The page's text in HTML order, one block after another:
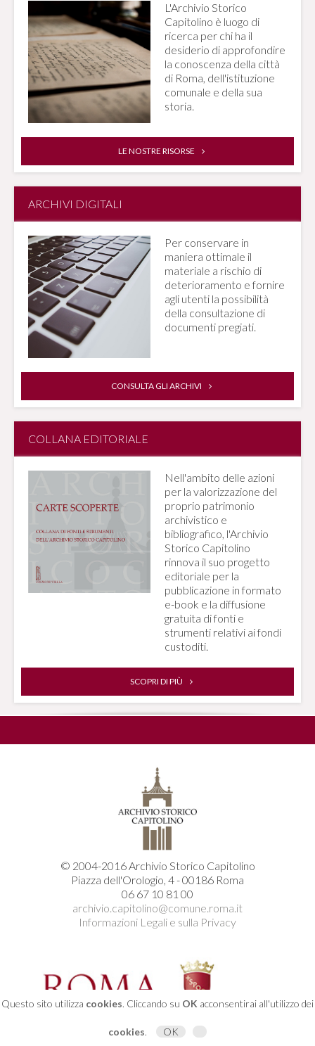
L'Archivio Storico
Capitolino è luogo di
ricerca per chi ha il
desiderio di approfondire
la conoscenza della città
di Roma, dell'istituzione
comunale e della sua
storia.
LE NOSTRE RISORSE
ARCHIVI DIGITALI
Per conservare in
maniera ottimale il
materiale a rischio di
deterioramento e fornire
agli utenti la possibilità
della consultazione di
documenti pregiati.
CONSULTA GLI ARCHIVI
COLLANA EDITORIALE
Nell'ambito delle azioni
per la valorizzazione del
proprio patrimonio
archivistico e
bibliografico, l'Archivio
Storico Capitolino
rinnova il suo progetto
editoriale per la
pubblicazione in formato
e-book e la diffusione
gratuita di fonti e
strumenti relativi ai fondi
custoditi.
SCOPRI DI PIÙ
© 2004-2016 Archivio Storico Capitolino
Piazza dell'Orologio, 4 - 00186 Roma
06 67 10 81 00
archivio.capitolino@comune.roma.it
Informazioni Legali e sulla Privacy
Questo sito utilizza cookies. Cliccando su OK acconsentirai all'utilizzo dei
cookies. OK